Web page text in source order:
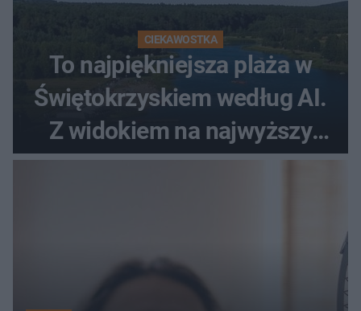
CIEKAWOSTKA
To najpiękniejsza plaża w
Świętokrzyskiem według AI.
Z widokiem na najwyższy
szczyt Gór Świętokrzyskich